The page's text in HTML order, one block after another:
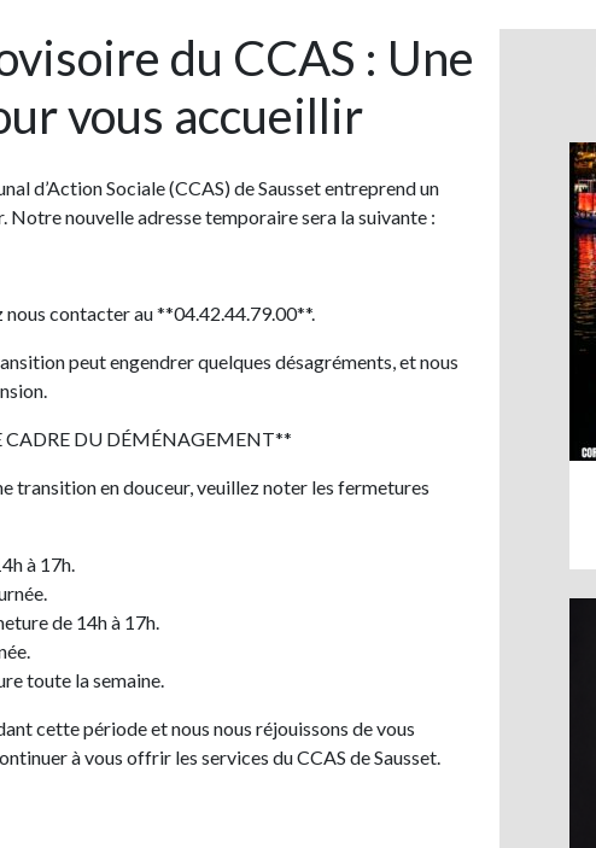
du CCAS : Une
vous accueillir
d’Action Sociale (CCAS) de Sausset entreprend un
nouvelle adresse temporaire sera la suivante :
contacter au **04.42.44.79.00**.
peut engendrer quelques désagréments, et nous
CADRE DU DÉMÉNAGEMENT**
transition en douceur, veuillez noter les fermetures
à 17h.
de 14h à 17h.
toute la semaine.
cette période et nous nous réjouissons de vous
à vous offrir les services du CCAS de Sausset.